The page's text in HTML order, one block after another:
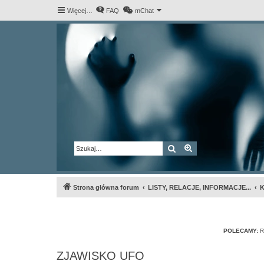
Więcej… FAQ mChat
Szukaj Wyszukiwanie
Strona główna forum LISTY, RELACJE, INFORMACJE...
POLECAMY:
ZJAWISKO UFO